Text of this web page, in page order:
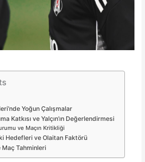
Yoğun Çalışmalar
Katkısı ve Yalçın’ın Değerlendirmesi
ve Maçın Kritikliği
Hedefleri ve Olaitan Faktörü
Maç Tahminleri